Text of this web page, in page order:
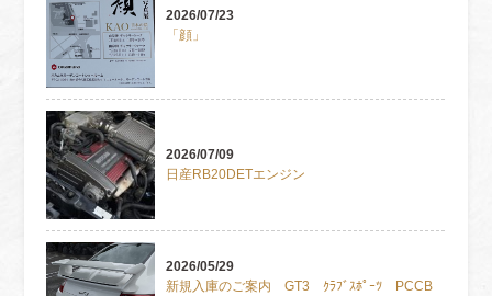
2026/07/23
「顔」
2026/07/09
日産RB20DETエンジン
2026/05/29
新規入庫のご案内 GT3 ｸﾗﾌﾞｽﾎﾟｰﾂ PCCB